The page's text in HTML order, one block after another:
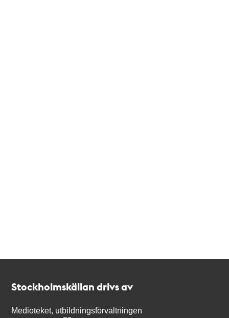
Stockholmskällan drivs av
Medioteket, utbildningsförvaltningen